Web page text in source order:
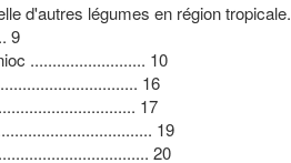
d'autres légumes en région tropicale.
9
.......................... 10
16
17
19
20